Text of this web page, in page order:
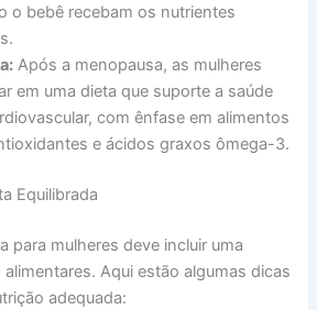
o bebê recebam os nutrientes
Após a menopausa, as mulheres
em uma dieta que suporte a saúde
com ênfase em alimentos
e ácidos graxos ômega-3.
Equilibrada
para mulheres deve incluir uma
Aqui estão algumas dicas
adequada: